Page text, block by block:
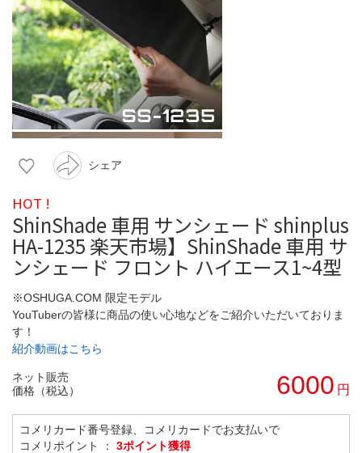
シェア
HOT !
ShinShade 車用 サンシェード shinplus
HA-1235 楽天市場】ShinShade 車用 サ
ンシェード フロント ハイエース1~4型
※OSHUGA.COM 限定モデル
YouTuberの皆様に商品の使い心地などをご紹介いただいておりま
す！
紹介動画はこちら
ネット販売
価格（税込）
6000 円
コメリカード番号登録、コメリカードでお支払いで
コメリポイント ： 3ポイント獲得